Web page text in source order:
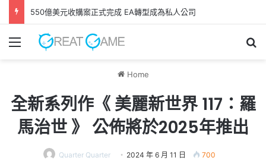
GAME FREAK全新作品《 轉世之獸 》 遊戲今日正式發售！
Menu
Home
全新系列作《 美麗新世界 117：羅
馬治世 》 公佈將於2025年推出
Quarter Quarter 2024 年 6 月 11 日 700